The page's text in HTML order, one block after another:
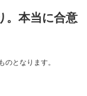
。本当に合意
となります。